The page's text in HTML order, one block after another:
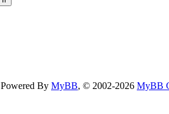
Powered By MyBB, © 2002-2026 MyBB